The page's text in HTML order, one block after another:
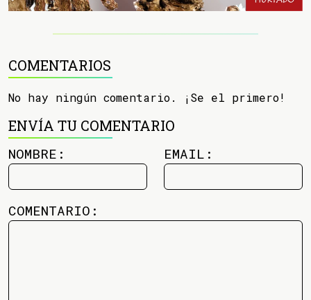
COMENTARIOS
No hay ningún comentario. ¡Se el primero!
ENVÍA TU COMENTARIO
NOMBRE: EMAIL:
COMENTARIO: